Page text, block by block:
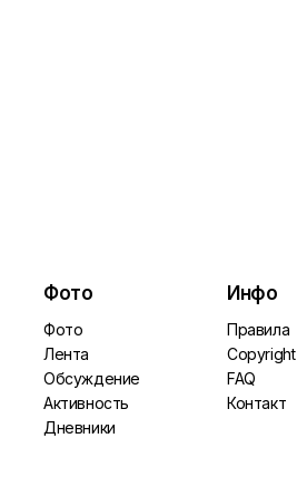
Фото
Фото
Лента
Обсуждение
Активность
Дневники
Инфо
Правила
Copyright
FAQ
Контакт